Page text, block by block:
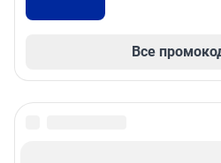
Все